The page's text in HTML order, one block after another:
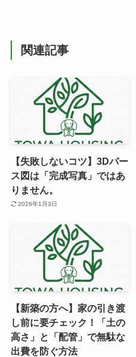
関連記事
【失敗しないコツ】3Dパー
ス図は「完成写真」ではあ
りません。
2026年1月3日
【新築の方へ】家の引き渡
し前に要チェック！「土の
高さ」と「配管」で無駄な
出費を防ぐ方法